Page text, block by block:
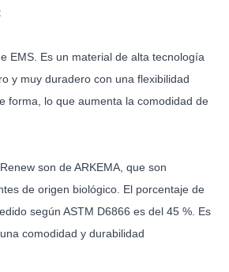
EMS. Es un material de alta tecnología
y muy duradero con una flexibilidad
forma, lo que aumenta la comodidad de
son de ARKEMA, que son
de origen biológico. El porcentaje de
según ASTM D6866 es del 45 %. Es
comodidad y durabilidad